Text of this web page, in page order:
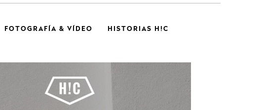
FOTOGRAFÍA & VÍDEO HISTORIAS H!C